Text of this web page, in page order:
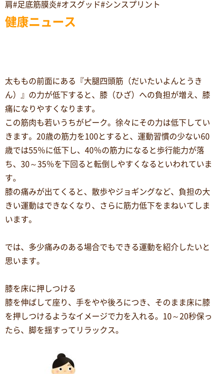
肩#足底筋膜炎#オスグッド#シンスプリント
健康ニュース
太ももの前面にある『大腿四頭筋（だいたいよんとうき
ん）』の力が低下すると、膝（ひざ）への負担が増え、膝
痛になりやすくなります。
この筋肉も若いうちがピーク。徐々にその力は低下してい
きます。20歳の筋力を100とすると、運動習慣の少ない60
歳では55％に低下し、40％の筋力になると歩行能力が落
ち、30～35％を下回ると転倒しやすくなるといわれていま
す。
膝の痛みが出てくると、散歩やジョギングなど、負担の大
きい運動はできなくなり、さらに筋力低下をまねいてしま
います。
では、多少痛みのある場合でもできる運動を紹介したいと
思います。
膝を床に押しつける
膝を伸ばして座り、手をやや後ろにつき、そのまま床に膝
を押しつけるようなイメージで力を入れる。10～20秒保っ
たら、脚を揺すってリラックス。